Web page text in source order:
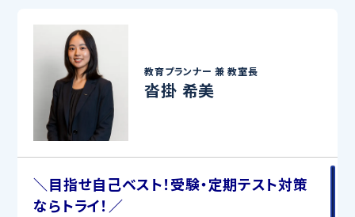
教育プランナー 兼教室長
沓掛 希美
＼目指せ自己ベスト！受験・定期テスト対策
ならトライ！／